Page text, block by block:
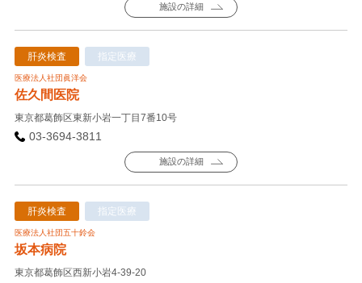
施設の詳細
肝炎検査 指定医療
医療法人社団眞洋会
佐久間医院
東京都葛飾区東新小岩一丁目7番10号
03-3694-3811
施設の詳細
肝炎検査 指定医療
医療法人社団五十鈴会
坂本病院
東京都葛飾区西新小岩4-39-20